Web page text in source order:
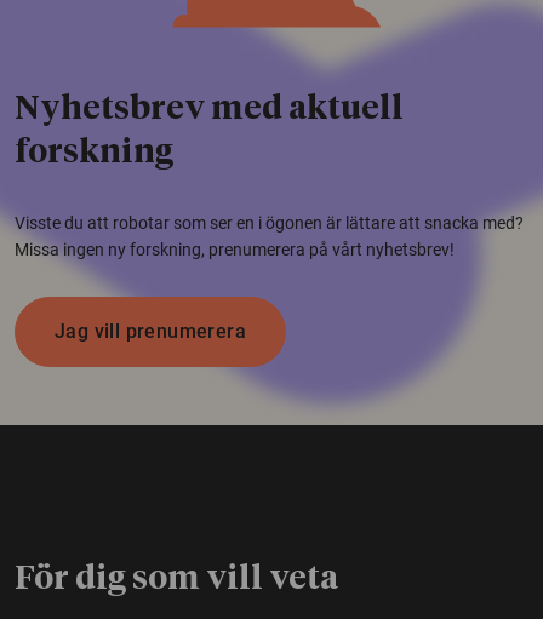
Nyhetsbrev med aktuell
forskning
Visste du att robotar som ser en i ögonen är lättare att snacka med?
Missa ingen ny forskning, prenumerera på vårt nyhetsbrev!
Jag vill prenumerera
För dig som vill veta